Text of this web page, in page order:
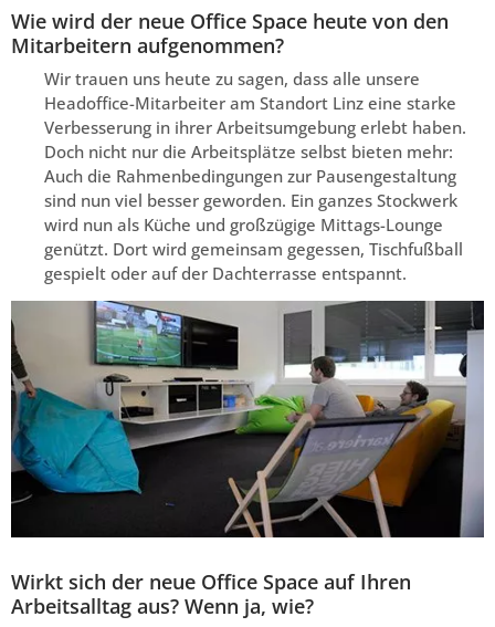
Wie wird der neue Office Space heute von den
Mitarbeitern aufgenommen?
Wir trauen uns heute zu sagen, dass alle unsere
Headoffice-Mitarbeiter am Standort Linz eine starke
Verbesserung in ihrer Arbeitsumgebung erlebt haben.
Doch nicht nur die Arbeitsplätze selbst bieten mehr:
Auch die Rahmenbedingungen zur Pausengestaltung
sind nun viel besser geworden. Ein ganzes Stockwerk
wird nun als Küche und großzügige Mittags-Lounge
genützt. Dort wird gemeinsam gegessen, Tischfußball
gespielt oder auf der Dachterrasse entspannt.
Wirkt sich der neue Office Space auf Ihren
Arbeitsalltag aus? Wenn ja, wie?